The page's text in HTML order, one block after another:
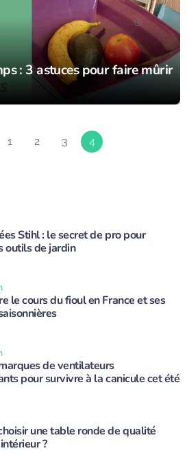
: 3 astuces pour faire mûrir
11/05/16
1 2 3 4
Stihl : le secret de pro pour
outils de jardin
le cours du fioul en France et ses
de ventilateurs
pour survivre à la canicule cet été
une table ronde de qualité
?